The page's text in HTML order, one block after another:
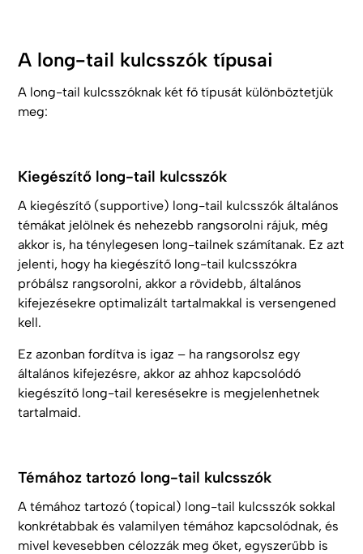
A long-tail kulcsszók típusai
A long-tail kulcsszóknak két fő típusát különböztetjük
meg:
Kiegészítő long-tail kulcsszók
A kiegészítő (supportive) long-tail kulcsszók általános
témákat jelölnek és nehezebb rangsorolni rájuk, még
akkor is, ha ténylegesen long-tailnek számítanak. Ez azt
jelenti, hogy ha kiegészítő long-tail kulcsszókra
próbálsz rangsorolni, akkor a rövidebb, általános
kifejezésekre optimalizált tartalmakkal is versengened
kell.
Ez azonban fordítva is igaz – ha rangsorolsz egy
általános kifejezésre, akkor az ahhoz kapcsolódó
kiegészítő long-tail keresésekre is megjelenhetnek
tartalmaid.
Témához tartozó long-tail kulcsszók
A témához tartozó (topical) long-tail kulcsszók sokkal
konkrétabbak és valamilyen témához kapcsolódnak, és
mivel kevesebben célozzák meg őket, egyszerűbb is